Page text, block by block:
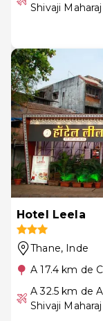
Shivaji Maharaj
Hotel Leela
Thane, Inde
A 17.4 km de
A 32.5 km de
Shivaji Maharaj